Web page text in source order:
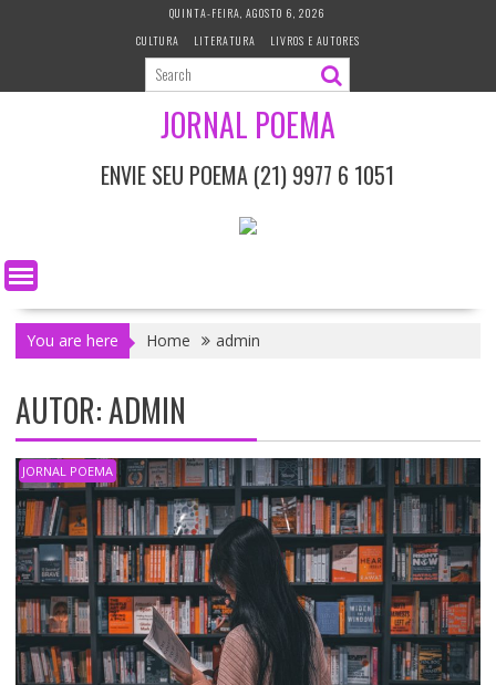
e
QUINTA-FEIRA, AGOSTO 6, 2026
CULTURA
LITERATURA LIVROS E AUTORES
JORNAL POEMA
ENVIE SEU POEMA (21) 9977 6 1051
You are here Home admin
AUTOR:ADMIN
JORNAL POEMA